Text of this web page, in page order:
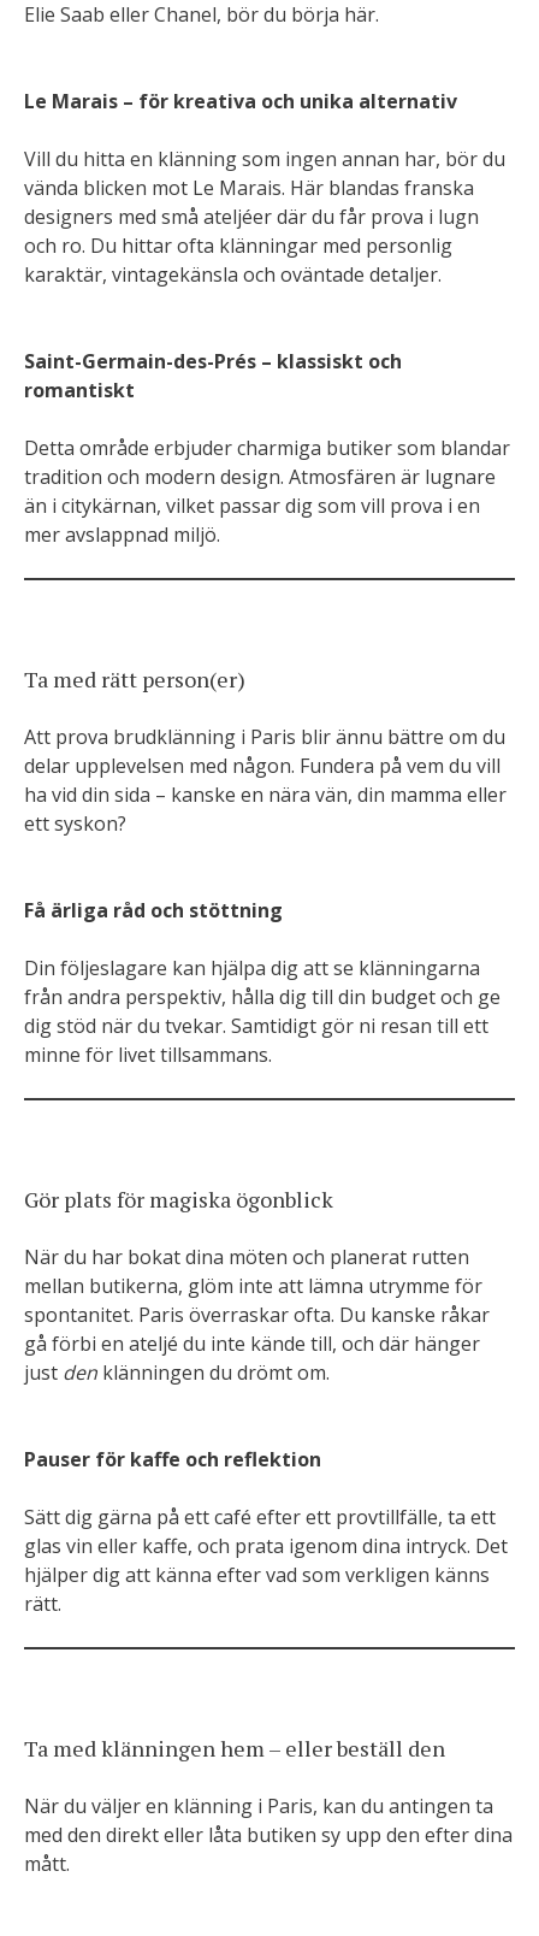
Elie Saab eller Chanel, bör du börja här.
Le Marais – för kreativa och unika alternativ
Vill du hitta en klänning som ingen annan har, bör du
vända blicken mot Le Marais. Här blandas franska
designers med små ateljéer där du får prova i lugn
och ro. Du hittar ofta klänningar med personlig
karaktär, vintagekänsla och oväntade detaljer.
Saint-Germain-des-Prés – klassiskt och
romantiskt
Detta område erbjuder charmiga butiker som blandar
tradition och modern design. Atmosfären är lugnare
än i citykärnan, vilket passar dig som vill prova i en
mer avslappnad miljö.
Ta med rätt person(er)
Att prova brudklänning i Paris blir ännu bättre om du
delar upplevelsen med någon. Fundera på vem du vill
ha vid din sida – kanske en nära vän, din mamma eller
ett syskon?
Få ärliga råd och stöttning
Din följeslagare kan hjälpa dig att se klänningarna
från andra perspektiv, hålla dig till din budget och ge
dig stöd när du tvekar. Samtidigt gör ni resan till ett
minne för livet tillsammans.
Gör plats för magiska ögonblick
När du har bokat dina möten och planerat rutten
mellan butikerna, glöm inte att lämna utrymme för
spontanitet. Paris överraskar ofta. Du kanske råkar
gå förbi en ateljé du inte kände till, och där hänger
just den klänningen du drömt om.
Pauser för kaffe och reflektion
Sätt dig gärna på ett café efter ett provtillfälle, ta ett
glas vin eller kaffe, och prata igenom dina intryck. Det
hjälper dig att känna efter vad som verkligen känns
rätt.
Ta med klänningen hem – eller beställ den
När du väljer en klänning i Paris, kan du antingen ta
med den direkt eller låta butiken sy upp den efter dina
mått.